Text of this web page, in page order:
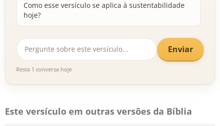
Como esse versículo se aplica à sustentabilidade
hoje?
Enviar
Resta 1 conversa hoje
Este versículo em outras versões da Bíblia